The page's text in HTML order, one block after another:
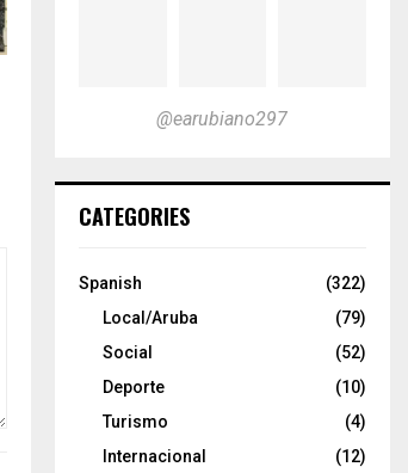
@earubiano297
CATEGORIES
Spanish
(322)
Local/Aruba
(79)
Social
(52)
Deporte
(10)
Turismo
(4)
Internacional
(12)